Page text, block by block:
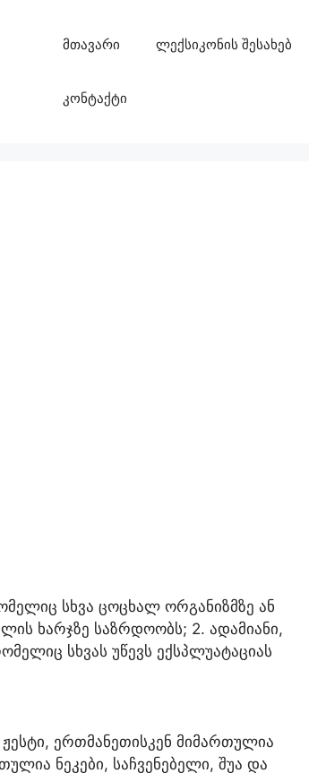
მთავარი ლექსიკონის შესახებ
კონტაქტი
სხვა ცოცხალ ორგანიზმზე ან
ხარჯზე საზრდოობს; 2. ადამიანი,
სხვას უწევს ექსპლუატაციას
ერთმანეთისკენ მიმართულია
ნეკები, საჩვენებელი, შუა და